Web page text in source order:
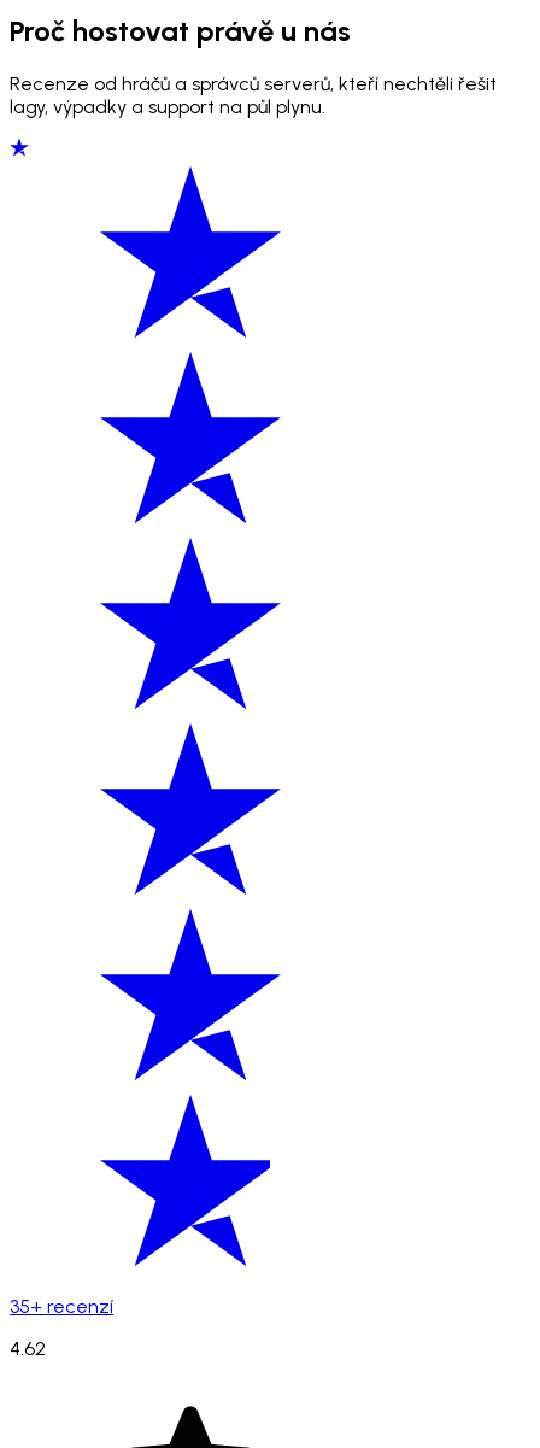
Proč hostovat právě u nás
Recenze od hráčů a správců serverů, kteří nechtěli řešit
lagy, výpadky a support na půl plynu.
35+ recenzí
4.62